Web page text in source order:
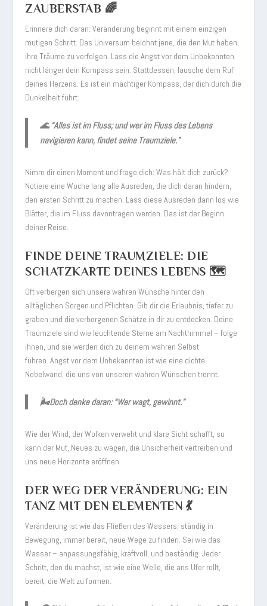
ZAUBERSTAB 🌈
Erinnere dich daran: Veränderung beginnt mit einem einzigen
mutigen Schritt. Das Universum belohnt jene, die den Mut haben,
ihre Träume zu verfolgen. Lass die Angst vor dem Unbekannten
nicht länger dein Kompass sein. Stattdessen, lausche dem Ruf
deines Herzens. Es ist ein mächtiger Kompass, der dich durch die
Dunkelheit führt.
🌊 “Alles ist im Fluss; und wer im Fluss des Lebens
navigieren kann, findet seine Traumziele.”
Nimm dir einen Moment und frage dich: Was hält dich zurück?
Notiere eine Woche lang alle Ausreden, die dich daran hindern,
den ersten Schritt zu machen. Lass diese Ausreden dann los wie
Blätter, die im Fluss davontragen werden. Das ist der Beginn
deiner Reise.
FINDE DEINE TRAUMZIELE: DIE
SCHATZKARTE DEINES LEBENS 🗺️
Oft verbergen sich unsere wahren Wünsche hinter den
alltäglichen Sorgen und Pflichten. Gib dir die Erlaubnis, tiefer zu
graben und die verborgenen Schätze in dir zu entdecken. Deine
Traumziele sind wie leuchtende Sterne am Nachthimmel – folge
ihnen, und sie werden dich zu deinem wahren Selbst
führen. Angst vor dem Unbekannten ist wie eine dichte
Nebelwand, die uns von unseren wahren Wünschen trennt.
🌬️Doch denke daran:“Wer wagt, gewinnt.”
Wie der Wind, der Wolken verweht und klare Sicht schafft, so
kann der Mut, Neues zu wagen, die Unsicherheit vertreiben und
uns neue Horizonte eröffnen.
DER WEG DER VERÄNDERUNG: EIN
TANZ MIT DEN ELEMENTEN 💃
Veränderung ist wie das Fließen des Wassers, ständig in
Bewegung, immer bereit, neue Wege zu finden. Sei wie das
Wasser – anpassungsfähig, kraftvoll, und beständig. Jeder
Schritt, den du machst, ist wie eine Welle, die ans Ufer rollt,
bereit, die Welt zu formen.